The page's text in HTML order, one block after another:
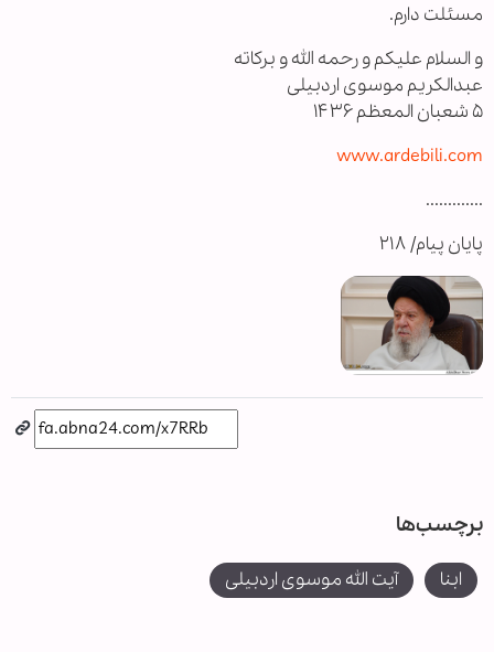
مسئلت دارم.
و السلام علیکم و رحمه الله و برکاته
عبدالکریم موسوی اردبیلی
۵ شعبان المعظم ۱۴۳۶
www.ardebili.com
.............
پایان پیام/ ۲۱۸
برچسب‌ها
ابنا آیت الله موسوی اردبیلی